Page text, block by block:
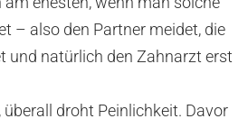
– also den Partner meidet, die
und natürlich den Zahnarzt erst
überall droht Peinlichkeit. Davor